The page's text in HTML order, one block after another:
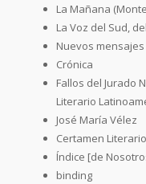
La Mañana
La Voz del Sud,
Nuevos
Crónica
Fallos del Jurado
Literario
José María Vélez
Certamen
Índice [de
binding